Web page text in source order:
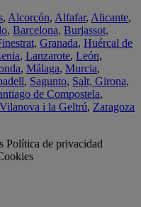
, Alcorcón, Alfafar, Alicante,
, Barcelona, Burjassot,
, Granada, Huércal de
, Lanzarote, León,
, Málaga, Murcia,
, Sagunto, Salt, Girona,
de Compostela,
Vilanova i la Geltrú, Zaragoza
Política de privacidad